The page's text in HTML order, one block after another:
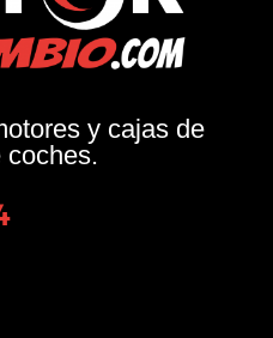
y cajas de
coches.